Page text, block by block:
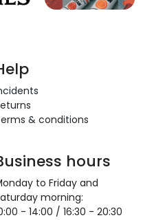
& conditions
hours
to Friday and
morning:
- 14:00 / 16:30 - 20:30